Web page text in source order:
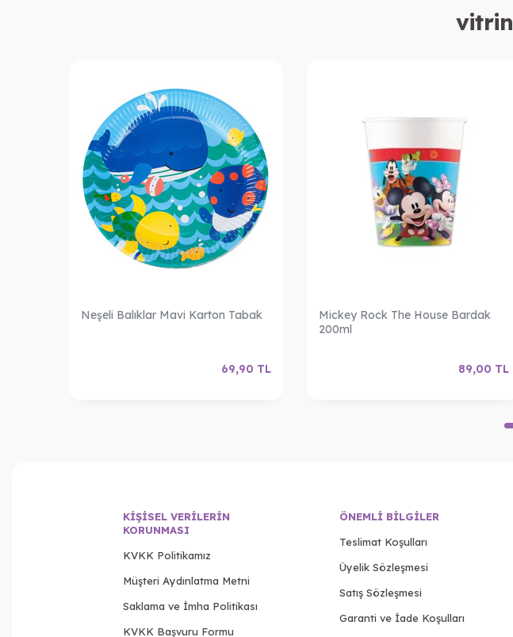
Neşeli Balıklar Mavi Karton Tabak
69,90 TL
Mickey Rock The House Bardak
200ml
89,00 TL
KIŞISEL VERILERIN
KORUNMASI
KVKK Politikamız
Müşteri Aydınlatma Metni
Saklama ve İmha Politikası
KVKK Başvuru Formu
ÖNEMLI BILGILER
Teslimat Koşulları
Üyelik Sözleşmesi
Satış Sözleşmesi
Garanti ve İade Koşulları